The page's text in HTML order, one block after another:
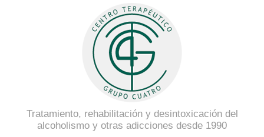
Tratamiento, rehabilitación y desintoxicación del
alcoholismo y otras adicciones desde 1990